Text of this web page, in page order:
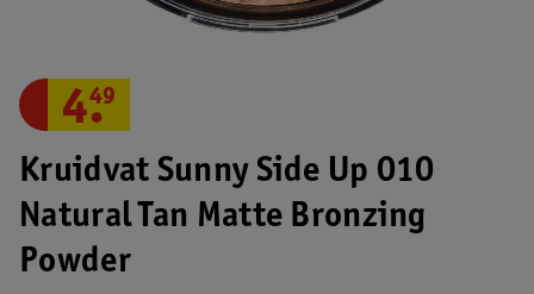
Kruidvat Sunny Side Up 010
Natural Tan Matte Bronzing
Powder
4.
49